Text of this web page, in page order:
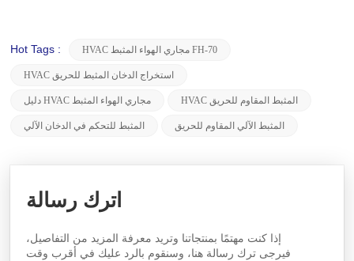
Hot Tags : HVAC مجاري الهواء المثبط FH-70
HVAC استخراج الدخان المثبط للحريق
دليل HVAC مجاري الهواء المثبط HVAC المثبط المقاوم للحريق
المثبط للتحكم في الدخان الآلي المثبط الآلي المقاوم للحريق
اترك رسالة
إذا كنت مهتمًا بمنتجاتنا وتريد معرفة المزيد من التفاصيل،
فيرجى ترك رسالة هنا، وسنقوم بالرد عليك في أقرب وقت